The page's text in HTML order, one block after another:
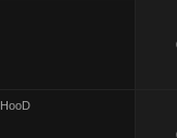
HooD